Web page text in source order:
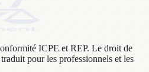
ICPE et REP. Le droit de
pour les professionnels et les